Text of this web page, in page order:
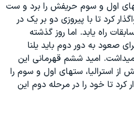
رهبری ایران
نوبل صلح
«سی‌پک»
اول و سوم حریفش را برد و ست
کرد تا با پیروزی دو بر یک در
راه یابد. اما روز گذشته
صعود به دور دوم باید یلنا
امید ششم قهرمانی این
از استرالیا، ستهای اول و سوم را
کرد تا خود را در مرحله دوم این